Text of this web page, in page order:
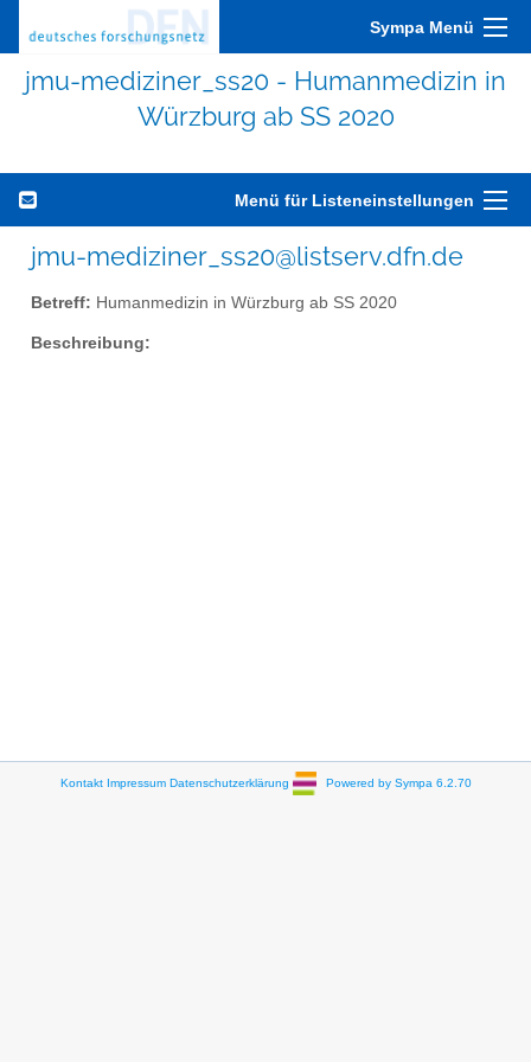
Sympa Menü
jmu-mediziner_ss20 - Humanmedizin in
Würzburg ab SS 2020
Menü für Listeneinstellungen
jmu-mediziner_ss20@listserv.dfn.de
Betreff: Humanmedizin in Würzburg ab SS 2020
Beschreibung:
Kontakt Impressum Datenschutzerklärung Powered by Sympa 6.2.70